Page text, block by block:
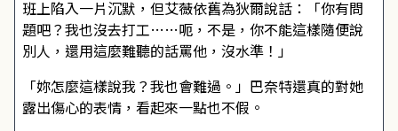
班上陷入一片沉默，但艾薇依舊為狄爾說話：「你有問
題吧？我也沒去打工……呃，不是，你不能這樣隨便說
別人，還用這麼難聽的話罵他，沒水準！」
「妳怎麼這樣說我？我也會難過。」巴奈特還真的對她
露出傷心的表情，看起來一點也不假。